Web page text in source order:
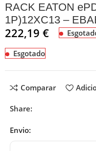
RACK EATON
1P)12XC13 –
222,19€
Esgotado
Comparar
Share:
Envio: